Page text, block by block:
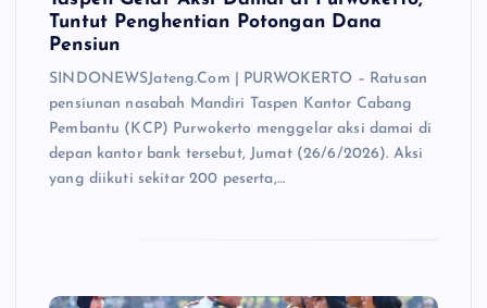
Tuntut Penghentian Potongan Dana
Pensiun
SINDONEWSJateng.Com | PURWOKERTO – Ratusan
pensiunan nasabah Mandiri Taspen Kantor Cabang
Pembantu (KCP) Purwokerto menggelar aksi damai di
depan kantor bank tersebut, Jumat (26/6/2026). Aksi
yang diikuti sekitar 200 peserta,…